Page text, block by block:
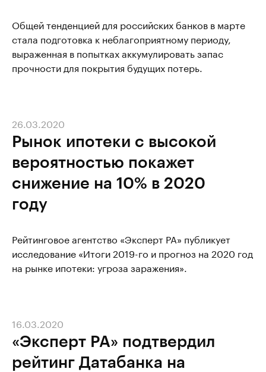
Общей тенденцией для российских банков в марте
стала подготовка к неблагоприятному периоду,
выраженная в попытках аккумулировать запас
прочности для покрытия будущих потерь.
Рынок ипотеки с высокой
вероятностью покажет
снижение на 10% в 2020
году
26.03.2020
Рейтинговое агентство «Эксперт РА» публикует
исследование «Итоги 2019-го и прогноз на 2020 год
на рынке ипотеки: угроза заражения».
«Эксперт РА» подтвердил
рейтинг Датабанка на
16.03.2020